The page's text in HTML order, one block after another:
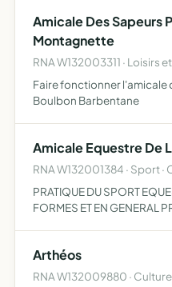
Amicale Des Sapeurs
Montagnette
RNA W132003311 · Loisirs
Faire fonctionner l'amicale
Boulbon Barbentane
Amicale Equestre De
RNA W132001384 · Sport ·
PRATIQUE DU SPORT
FORMES ET EN GENERAL
Arthéos
RNA W132009880 ·